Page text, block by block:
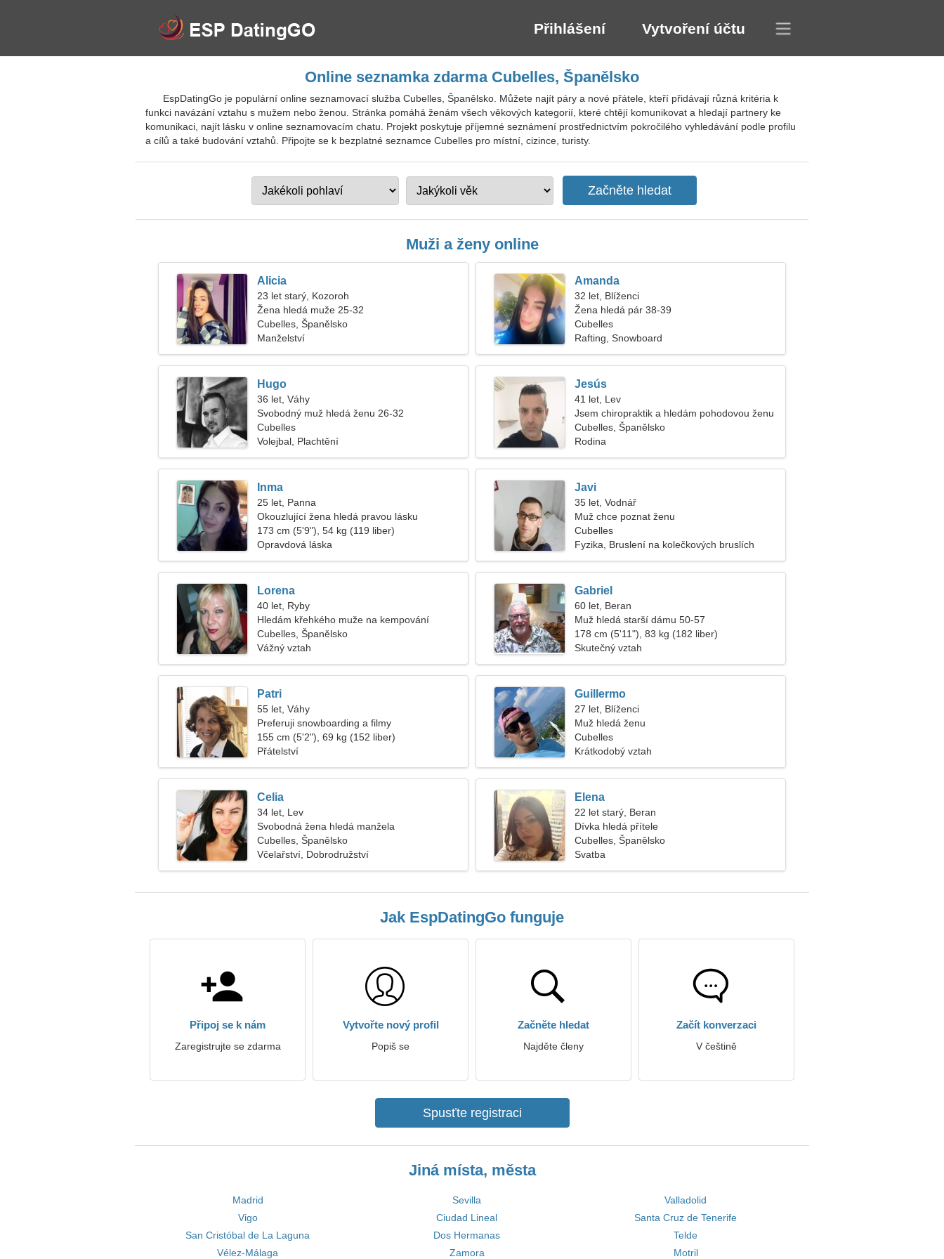
Přihlášení Vytvoření účtu
Online seznamka zdarma Cubelles, Španělsko
EspDatingGo je populární online seznamovací služba Cubelles, Španělsko. Můžete najít páry a nové přátele, kteří přidávají různá kritéria k
funkci navázání vztahu s mužem nebo ženou. Stránka pomáhá ženám všech věkových kategorií, které chtějí komunikovat a hledají partnery ke
komunikaci, najít lásku v online seznamovacím chatu. Projekt poskytuje příjemné seznámení prostřednictvím pokročilého vyhledávání podle profilu
a cílů a také budování vztahů. Připojte se k bezplatné seznamce Cubelles pro místní, cizince, turisty.
Muži a ženy online
Alicia
23 let starý, Kozoroh
Žena hledá muže 25-32
Cubelles, Španělsko
Manželství
Amanda
32 let, Blíženci
Žena hledá pár 38-39
Cubelles
Rafting, Snowboard
Hugo
36 let, Váhy
Svobodný muž hledá ženu 26-32
Cubelles
Volejbal, Plachtění
Jesús
41 let, Lev
Jsem chiropraktik a hledám pohodovou ženu
Cubelles, Španělsko
Rodina
Inma
25 let, Panna
Okouzlující žena hledá pravou lásku
173 cm (5'9"), 54 kg (119 liber)
Opravdová láska
Javi
35 let, Vodnář
Muž chce poznat ženu
Cubelles
Fyzika, Bruslení na kolečkových bruslích
Lorena
40 let, Ryby
Hledám křehkého muže na kempování
Cubelles, Španělsko
Vážný vztah
Gabriel
60 let, Beran
Muž hledá starší dámu 50-57
178 cm (5'11"), 83 kg (182 liber)
Skutečný vztah
Patri
55 let, Váhy
Preferuji snowboarding a filmy
155 cm (5'2"), 69 kg (152 liber)
Přátelství
Guillermo
27 let, Blíženci
Muž hledá ženu
Cubelles
Krátkodobý vztah
Celia
34 let, Lev
Svobodná žena hledá manžela
Cubelles, Španělsko
Včelařství, Dobrodružství
Elena
22 let starý, Beran
Dívka hledá přítele
Cubelles, Španělsko
Svatba
Jak EspDatingGo funguje
Připoj se k nám
Zaregistrujte se zdarma
Vytvořte nový profil
Popiš se
Začněte hledat
Najděte členy
Začít konverzaci
V češtině
Spusťte registraci
Jiná místa, města
Madrid Sevilla
Valladolid
Vigo
Ciudad Lineal
Santa Cruz de Tenerife
San Cristóbal de La Laguna
Dos Hermanas
Telde
Vélez-Málaga
Zamora Motril